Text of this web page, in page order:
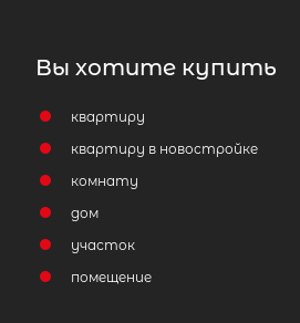
Вы хотите купить
квартиру
квартиру в новостройке
комнату
дом
участок
помещение